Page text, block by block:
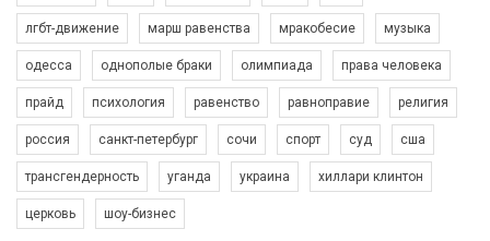
Зупинимо насильство проти ЛГБТ в Україні! Stop violence against LGBT in Ukraine!
6/30/2017
Емоційний та вражаючий промо-ролік на конкурс PACT, який
представляє програму "Гей-альянс Україна" з протидії
насильству проти ЛГБТ в Україні.
Ми просимо вашої підтримки, щоб реалізувати нашу
програму з боротьби з насильством проти ЛГБТ в Україні.
Якщо ти хочеш підтримати нас - просто натисни "лайк" під
1.9K Просмотров • 226 Нравится • 5 Комментариев
лгбт-движение марш равенства мракобесие музыка
одесса однополые браки олимпиада права человека
прайд психология равенство равноправие религия
россия санкт-петербург сочи спорт суд сша
трансгендерность уганда украина хиллари клинтон
церковь шоу-бизнес